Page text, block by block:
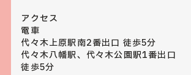
アクセス
電車
代々木上原駅南2番出口 徒歩5分
代々木八幡駅、代々木公園駅1番出口
徒歩5分